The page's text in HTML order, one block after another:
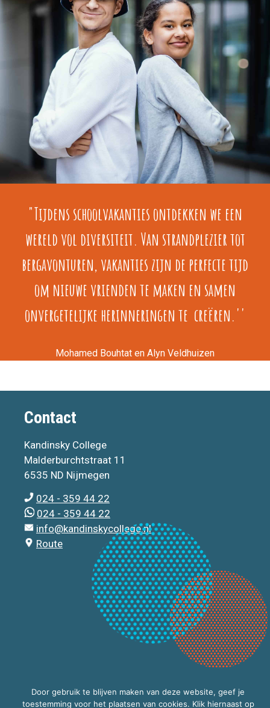
"Tijdens schoolvakanties ontdekken we een
wereld vol diversiteit. Van strandplezier tot
bergavonturen, vakanties zijn de perfecte tijd
om nieuwe vrienden te maken en samen
onvergetelijke herinneringen te creëren.''
Mohamed Bouhtat en Alyn Veldhuizen
Contact
Kandinsky College
Malderburchtstraat 11
6535 ND Nijmegen
024 - 359 44 22
024 - 359 44 22
info@kandinskycollege.nl
Route
Door gebruik te blijven maken van deze website, geef je
toestemming voor het plaatsen van cookies. Klik hiernaast op